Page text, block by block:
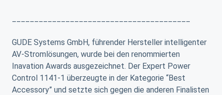
GUDE Systems GmbH, führender Hersteller intelligenter
AV-Stromlösungen, wurde bei den renommierten
Inavation Awards ausgezeichnet. Der Expert Power
Control 1141-1 überzeugte in der Kategorie “Best
Accessory” und setzte sich gegen die anderen Finalisten